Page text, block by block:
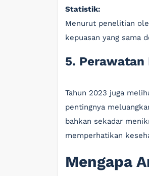
Statistik:
Menurut penelitian
kepuasan yang sama
5. Perawatan
Tahun 2023 juga
pentingnya
bahkan sekadar
memperhatikan
Mengapa